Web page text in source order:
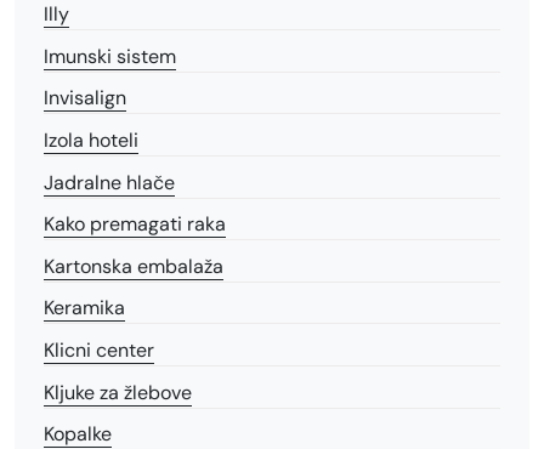
Illy
Imunski sistem
Invisalign
Izola hoteli
Jadralne hlače
Kako premagati raka
Kartonska embalaža
Keramika
Klicni center
Kljuke za žlebove
Kopalke